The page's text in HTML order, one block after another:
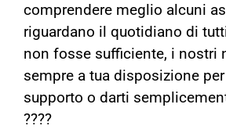
comprendere meglio alcuni
riguardano il quotidiano di
non fosse sufficiente, i nostri
sempre a tua disposizione
supporto o darti
????